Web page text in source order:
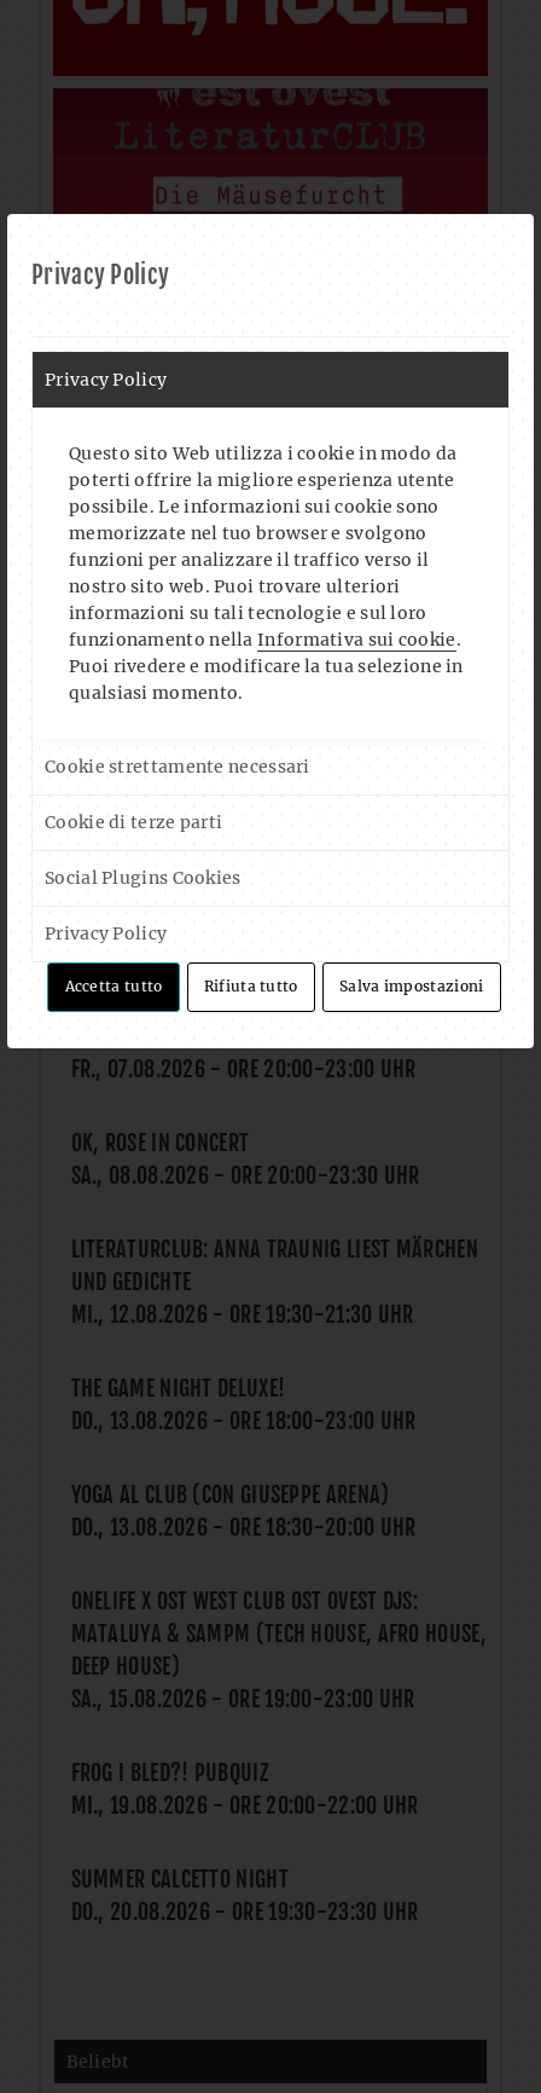
Privacy Policy
Privacy Policy
Questo sito Web utilizza i cookie in modo da
poterti offrire la migliore esperienza utente
possibile. Le informazioni sui cookie sono
memorizzate nel tuo browser e svolgono
funzioni per analizzare il traffico verso il
nostro sito web. Puoi trovare ulteriori
informazioni su tali tecnologie e sul loro
funzionamento nellaInformativa sui cookie.
Puoi rivedere e modificare la tua selezione in
qualsiasi momento.
Cookie strettamente necessari
Cookie di terze parti
Social Plugins Cookies
Privacy Policy
Accetta tutto Rifiuta tutto Salva impostazioni
Mehr laden Auf Instagram folgen
AUG. 2026
FR., 07.08.2026 - ORE 20:00-23:00 UHR
OK, ROSE IN CONCERT
SA., 08.08.2026 - ORE 20:00-23:30 UHR
LITERATURCLUB: ANNA TRAUNIG LIEST MÄRCHEN
UND GEDICHTE
MI., 12.08.2026 - ORE 19:30-21:30 UHR
THE GAME NIGHT DELUXE!
DO., 13.08.2026 - ORE 18:00-23:00 UHR
YOGA AL CLUB (CON GIUSEPPE ARENA)
DO., 13.08.2026 - ORE 18:30-20:00 UHR
ONELIFE X OST WEST CLUB OST OVEST DJS:
MATALUYA & SAMPM (TECH HOUSE, AFRO HOUSE,
DEEP HOUSE)
SA., 15.08.2026 - ORE 19:00-23:00 UHR
FROG I BLED?! PUBQUIZ
MI., 19.08.2026 - ORE 20:00-22:00 UHR
SUMMER CALCETTO NIGHT
DO., 20.08.2026 - ORE 19:30-23:30 UHR
Beliebt